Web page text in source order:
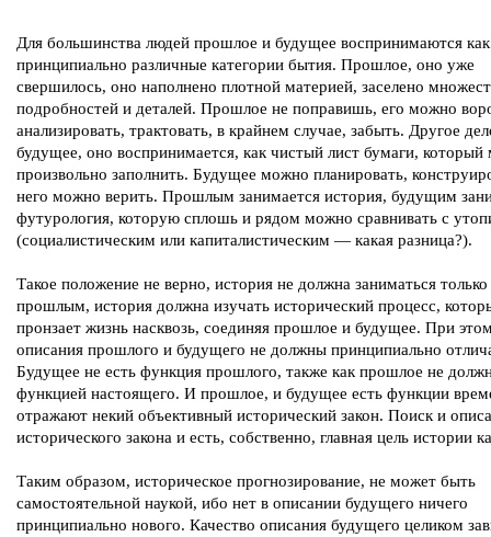
Для большинства людей прошлое и будущее воспринимаются
принципиально различные категории бытия. Прошлое, оно уже
свершилось, оно наполнено плотной материей, заселено
подробностей и деталей. Прошлое не поправишь, его можно
анализировать, трактовать, в крайнем случае, забыть. Другое
будущее, оно воспринимается, как чистый лист бумаги,
произвольно заполнить. Будущее можно планировать,
него можно верить. Прошлым занимается история, будущим
футурология, которую сплошь и рядом можно сравнивать с
(социалистическим или капиталистическим — какая разница?).
Такое положение не верно, история не должна заниматься только
прошлым, история должна изучать исторический процесс,
пронзает жизнь насквозь, соединяя прошлое и будущее. При
описания прошлого и будущего не должны принципиально
Будущее не есть функция прошлого, также как прошлое не
функцией настоящего. И прошлое, и будущее есть функции
отражают некий объективный исторический закон. Поиск и
исторического закона и есть, собственно, главная цель истории
Таким образом, историческое прогнозирование, не может быть
самостоятельной наукой, ибо нет в описании будущего ничего
принципиально нового. Качество описания будущего целиком